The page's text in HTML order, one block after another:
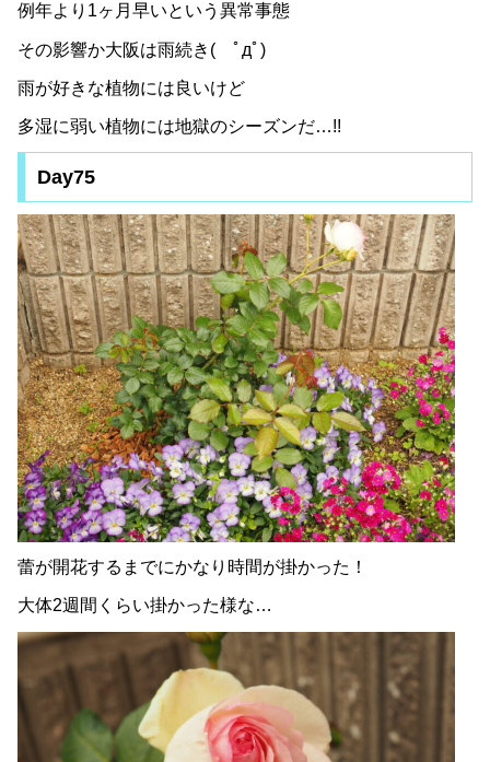
例年より1ヶ月早いという異常事態
その影響か大阪は雨続き( ﾟдﾟ)
雨が好きな植物には良いけど
多湿に弱い植物には地獄のシーズンだ…!!
Day75
蕾が開花するまでにかなり時間が掛かった！
大体2週間くらい掛かった様な…